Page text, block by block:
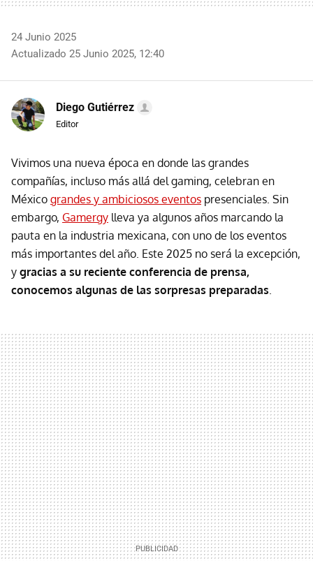
24 Junio 2025
Actualizado 25 Junio 2025, 12:40
Diego Gutiérrez
Editor
Vivimos una nueva época en donde las grandes
compañías, incluso más allá del gaming, celebran en
México grandes y ambiciosos eventos presenciales. Sin
embargo, Gamergy lleva ya algunos años marcando la
pauta en la industria mexicana, con uno de los eventos
más importantes del año. Este 2025 no será la excepción,
y gracias a su reciente conferencia de prensa,
conocemos algunas de las sorpresas preparadas.